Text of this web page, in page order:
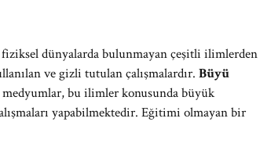
fiziksel dünyalarda bulunmayan çeşitli ilimlerden
ve gizli tutulan çalışmalardır. Büyü
medyumlar, bu ilimler konusunda büyük
yapabilmektedir. Eğitimi olmayan bir